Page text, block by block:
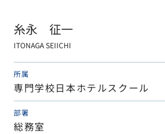
糸永 征一
ITONAGA SEIICHI
所属
専門学校日本ホテルスクール
部署
総務室